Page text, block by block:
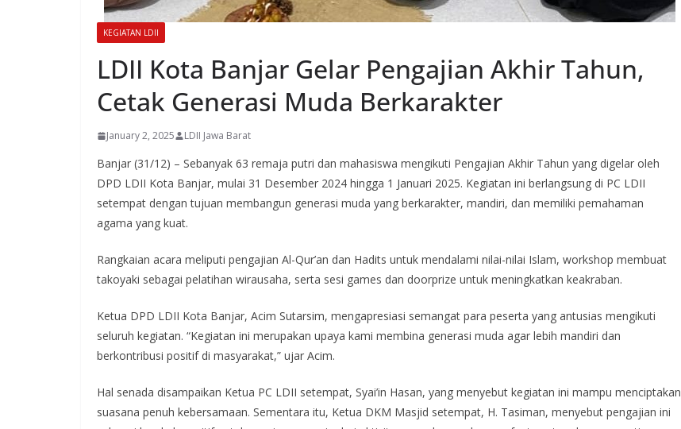
KEGIATAN LDII
LDII Kota Banjar Gelar Pengajian Akhir Tahun,
Cetak Generasi Muda Berkarakter
January 2, 2025 LDII Jawa Barat
Banjar (31/12) – Sebanyak 63 remaja putri dan mahasiswa mengikuti Pengajian Akhir Tahun yang digelar oleh
DPD LDII Kota Banjar, mulai 31 Desember 2024 hingga 1 Januari 2025. Kegiatan ini berlangsung di PC LDII
setempat dengan tujuan membangun generasi muda yang berkarakter, mandiri, dan memiliki pemahaman
agama yang kuat.
Rangkaian acara meliputi pengajian Al-Qur’an dan Hadits untuk mendalami nilai-nilai Islam, workshop membuat
takoyaki sebagai pelatihan wirausaha, serta sesi games dan doorprize untuk meningkatkan keakraban.
Ketua DPD LDII Kota Banjar, Acim Sutarsim, mengapresiasi semangat para peserta yang antusias mengikuti
seluruh kegiatan. “Kegiatan ini merupakan upaya kami membina generasi muda agar lebih mandiri dan
berkontribusi positif di masyarakat,” ujar Acim.
Hal senada disampaikan Ketua PC LDII setempat, Syai’in Hasan, yang menyebut kegiatan ini mampu menciptakan
suasana penuh kebersamaan. Sementara itu, Ketua DKM Masjid setempat, H. Tasiman, menyebut pengajian ini